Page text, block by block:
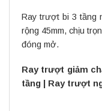
Ray trượt bi 3 tầng
rộng 45mm, chịu
đóng mở.
Ray trượt giảm
tầng
Ray trượt